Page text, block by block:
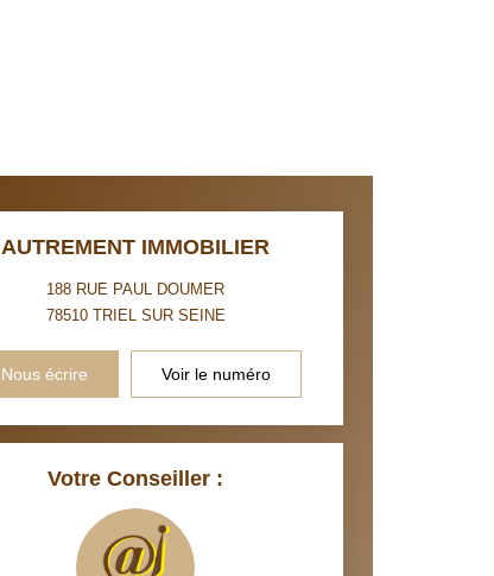
AUTREMENT IMMOBILIER
188 RUE PAUL DOUMER
78510 TRIEL SUR SEINE
Nous écrire Voir le numéro
Votre Conseiller :